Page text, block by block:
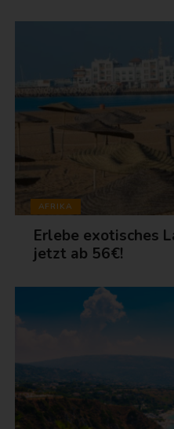
AFRIKA
Erlebe exotisches
jetzt ab 56€!